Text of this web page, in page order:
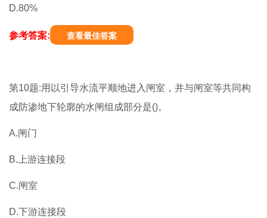
D.80%
参考答案: 查看最佳答案
第10题:用以引导水流平顺地进入闸室，并与闸室等共同构
成防渗地下轮廓的水闸组成部分是()。
A.闸门
B.上游连接段
C.闸室
D.下游连接段